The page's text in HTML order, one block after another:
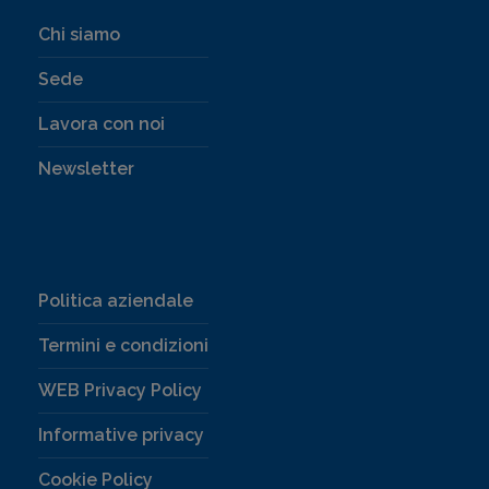
Chi siamo
Sede
Lavora con noi
Newsletter
Politica aziendale
Termini e condizioni
WEB Privacy Policy
Informative privacy
Cookie Policy